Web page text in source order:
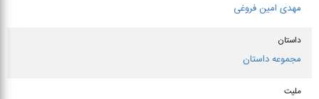
مهدی امین فروغی
داستان
مجموعه داستان
ملیت